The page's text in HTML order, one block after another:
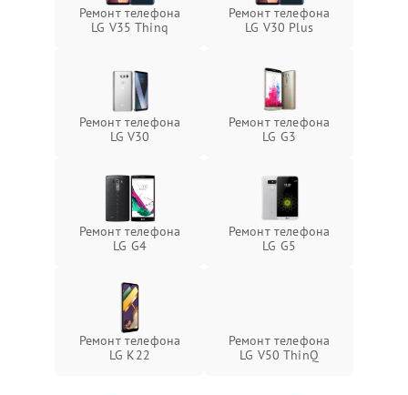
Ремонт телефона
LG V35 Thinq
Ремонт телефона
LG V30 Plus
Ремонт телефона
LG V30
Ремонт телефона
LG G3
Ремонт телефона
LG G4
Ремонт телефона
LG G5
Ремонт телефона
LG K22
Ремонт телефона
LG V50 ThinQ